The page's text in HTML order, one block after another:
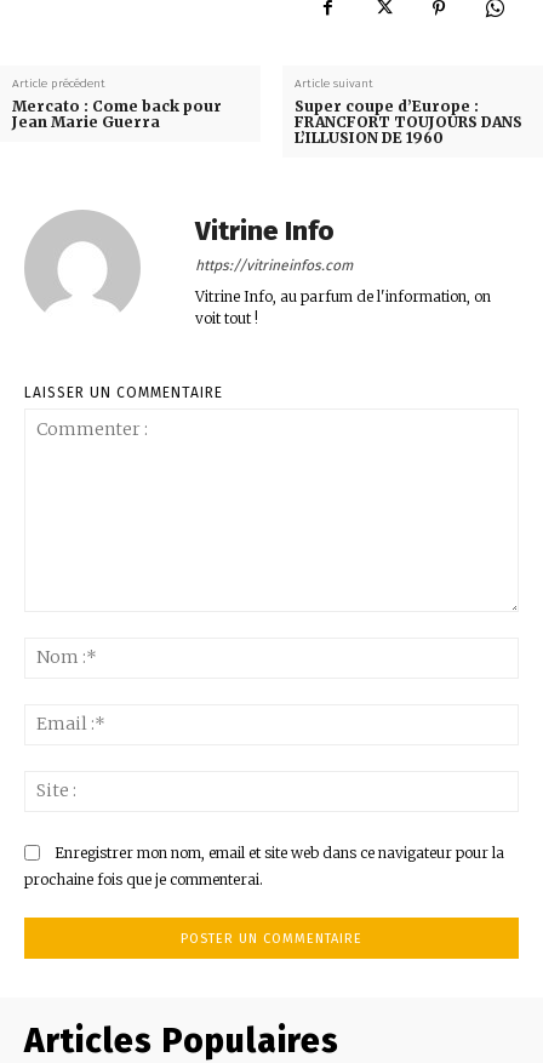
Article précédent
Mercato : Come back pour
Jean Marie Guerra
Article suivant
Super coupe d’Europe :
FRANCFORT TOUJOURS DANS
L’ILLUSION DE 1960
Vitrine Info
https://vitrineinfos.com
Vitrine Info, au parfum de l'information, on
voit tout !
LAISSER UN COMMENTAIRE
Enregistrer mon nom, email et site web dans ce navigateur pour la
prochaine fois que je commenterai.
Articles Populaires